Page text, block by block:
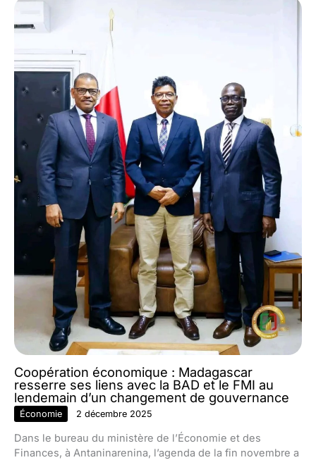
Coopération économique : Madagascar
resserre ses liens avec la BAD et le FMI au
lendemain d’un changement de gouvernance
Économie 2 décembre 2025
Dans le bureau du ministère de l’Économie et des
Finances, à Antaninarenina, l’agenda de la fin novembre a